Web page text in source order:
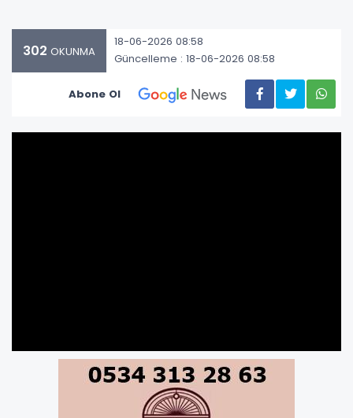
302 OKUNMA
18-06-2026 08:58
Güncelleme : 18-06-2026 08:58
Abone Ol